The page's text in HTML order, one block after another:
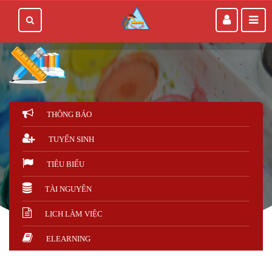
THÔNG BÁO
TUYỂN SINH
TIÊU BIỂU
TÀI NGUYÊN
LỊCH LÀM VIỆC
ELEARNING